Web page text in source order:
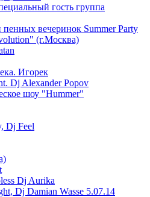
гость группа
вечеринок Summer Party
(г.Москва)
Игорек
Dj Alexander Popov
шоу "Hummer"
Dj Feel
Dj Aurika
Dj Damian Wasse 5.07.14